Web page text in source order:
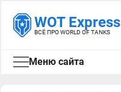
WOT Express
ВСЁ ПРО WORLD OF TANKS
Меню сайта